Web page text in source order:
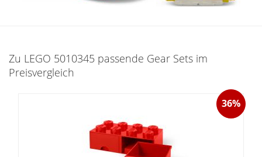
Zu LEGO 5010345 passende Gear Sets im
Preisvergleich
36%